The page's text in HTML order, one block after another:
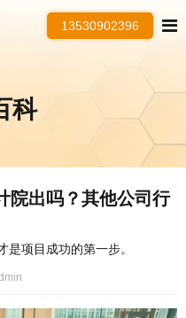
13530902396
科
院出吗？其他公司行
项目成功的第一步。